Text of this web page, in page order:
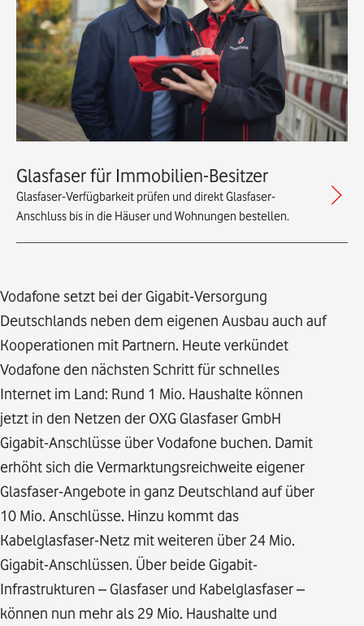
Glasfaser für Immobilien-Besitzer
Glasfaser-Verfügbarkeit prüfen und direkt Glasfaser-
Anschluss bis in die Häuser und Wohnungen bestellen.
Vodafone setzt bei der Gigabit-Versorgung
Deutschlands neben dem eigenen Ausbau auch auf
Kooperationen mit Partnern. Heute verkündet
Vodafone den nächsten Schritt für schnelles
Internet im Land: Rund 1 Mio. Haushalte können
jetzt in den Netzen der OXG Glasfaser GmbH
Gigabit-Anschlüsse über Vodafone buchen. Damit
erhöht sich die Vermarktungsreichweite eigener
Glasfaser-Angebote in ganz Deutschland auf über
10 Mio. Anschlüsse. Hinzu kommt das
Kabelglasfaser-Netz mit weiteren über 24 Mio.
Gigabit-Anschlüssen. Über beide Gigabit-
Infrastrukturen – Glasfaser und Kabelglasfaser –
können nun mehr als 29 Mio. Haushalte und